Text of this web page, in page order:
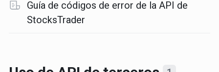
Guía de códigos de error de la API de
StocksTrader